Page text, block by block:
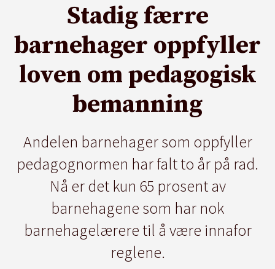
Stadig færre
barnehager oppfyller
loven om pedagogisk
bemanning
Andelen barnehager som oppfyller
pedagognormen har falt to år på rad.
Nå er det kun 65 prosent av
barnehagene som har nok
barnehagelærere til å være innafor
reglene.